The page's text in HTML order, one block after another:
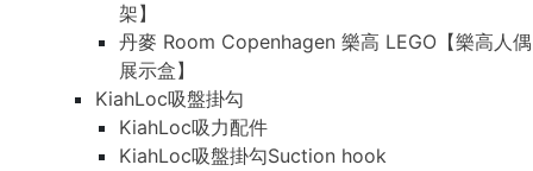
架】
丹麥 Room Copenhagen 樂高 LEGO【樂高人偶
展示盒】
KiahLoc吸盤掛勾
KiahLoc吸力配件
KiahLoc吸盤掛勾Suction hook